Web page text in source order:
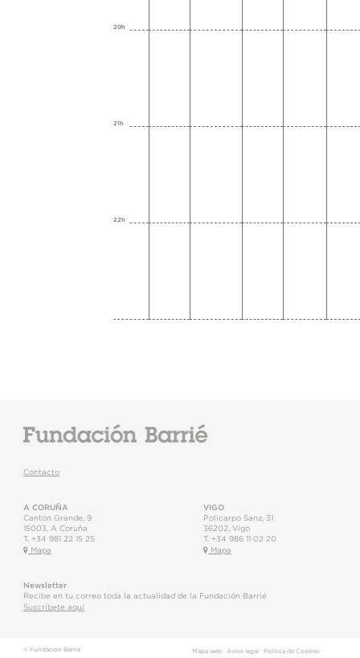
20h
21h
22h
Contacto
A CORUÑA
Cantón Grande, 9
15003
A Coruña
T. +34 981 22 15 25
Mapa
VIGO
Policarpo Sanz, 31
36202 Vigo
T. +34 986 11 02 20
Mapa
Newsletter
Recibe en tu correo toda la actualidad de la Fundación Barrié
Suscríbete aquí
© Fundación Barrié Mapa web· Aviso legal · Política de Cookies ·